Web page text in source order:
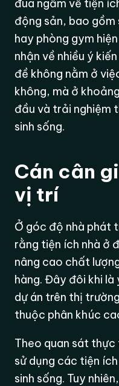
đua ngầm về tiện
động sản, bao
hay phòng gym
nhận về nhiều ý
đề không nằm ở
không, mà ở
đầu và trải nghiệm
sinh sống.
Cán cân
vị trí
Ở góc độ nhà phát
rằng tiện ích nhà ở
nâng cao chất
hàng. Đây đôi khi
dự án trên thị
thuộc phân khúc
Theo quan sát
sử dụng các tiện
sinh sống. Tuy